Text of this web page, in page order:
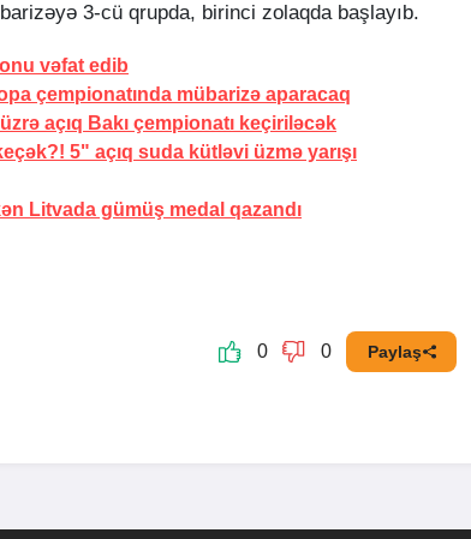
3-cü qrupda, birinci zolaqda başlayıb.
vəfat edib
çempionatında mübarizə aparacaq
açıq Bakı çempionatı keçiriləcək
5" açıq suda kütləvi üzmə yarışı
Litvada gümüş medal qazandı
0 0 Paylaş